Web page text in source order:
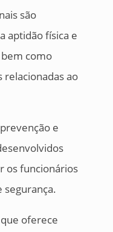
são
aptidão física e
como
relacionadas ao
e
os funcionários
segurança.
oferece